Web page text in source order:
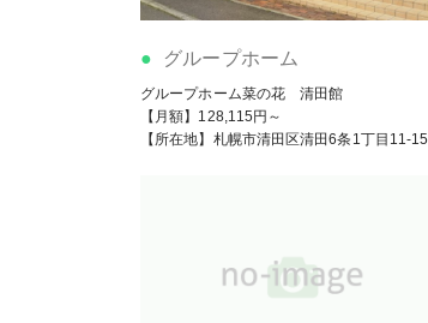
グループホーム
グループホーム菜の花 清田館
【月額】128,115円～
【所在地】札幌市清田区清田6条1丁目11-15